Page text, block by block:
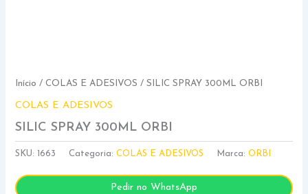
Início /COLAS E ADESIVOS / SILIC SPRAY 300ML ORBI
COLAS E ADESIVOS
SILIC SPRAY 300ML ORBI
SKU: 1663 Categoria:COLAS E ADESIVOS Marca:ORBI
Pedir no WhatsApp